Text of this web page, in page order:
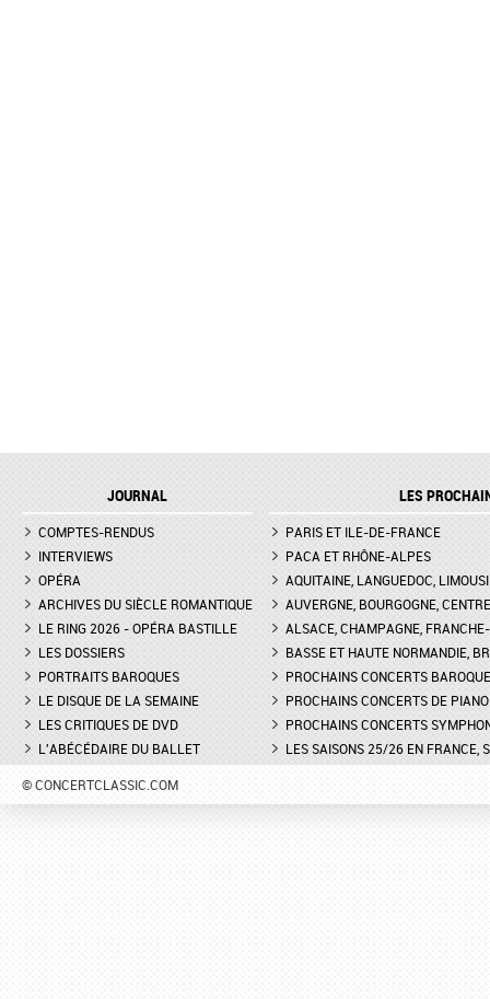
JOURNAL
COMPTES-RENDUS
INTERVIEWS
OPÉRA
ARCHIVES DU SIÈCLE ROMANTIQUE
LE RING 2026 - OPÉRA BASTILLE
LES DOSSIERS
PORTRAITS BAROQUES
LE DISQUE DE LA SEMAINE
LES CRITIQUES DE DVD
L'ABÉCÉDAIRE DU BALLET
LES
PARIS ET ILE-DE-FRANCE
PACA ET RHÔNE-ALPES
AQUITAINE, LANGUEDOC,
AUVERGNE, BOURGOGNE, CENTRE
ALSACE, CHAMPAGNE,
BASSE ET HAUTE NORMANDIE,
PROCHAINS CONCERTS
PROCHAINS CONCERTS DE PIANO
PROCHAINS CONCERTS
LES SAISONS 25/26 EN FRANCE,
© CONCERTCLASSIC.COM